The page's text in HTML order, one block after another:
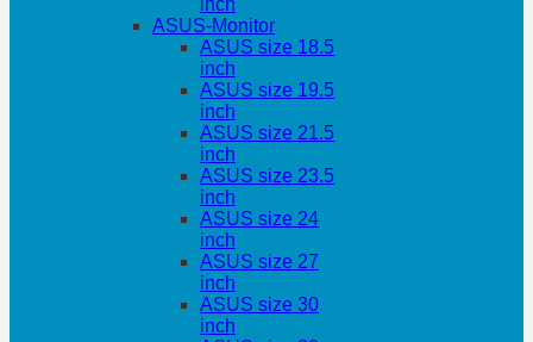
inch
ASUS-Monitor
ASUS size 18.5
inch
ASUS size 19.5
inch
ASUS size 21.5
inch
ASUS size 23.5
inch
ASUS size 24
inch
ASUS size 27
inch
ASUS size 30
inch